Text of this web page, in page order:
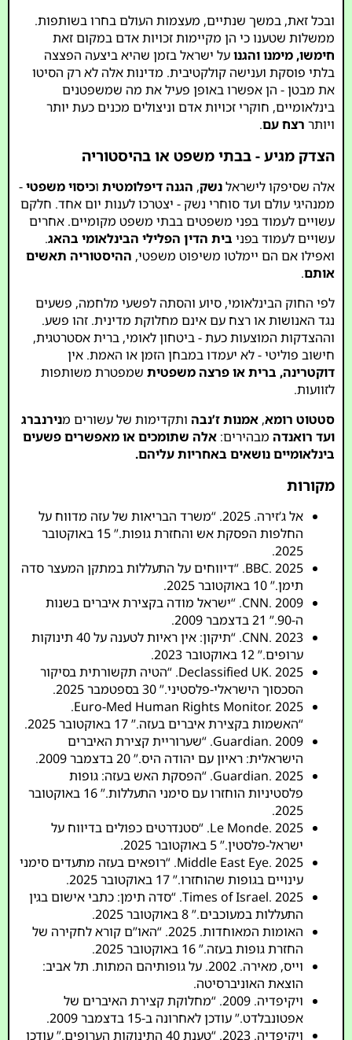
ובכל זאת, במשך שנתיים, מעצמות העולם בחרו בשותפות.
ממשלות שטענו כי הן מקיימות זכויות אדם במקום זאת
חימשו, מימנו והגנועל ישראל בזמן שהיא ביצעה הפצצה
בלתי פוסקת וענישה קולקטיבית. מדינות אלה לא רק הסיטו
את מבטן - הן אפשרו באופן פעיל את מה שמשפטנים
בינלאומיים, חוקרי זכויות אדם וניצולים מכנים כעת יותר
ויותר רצח עם.
הצדק מגיע - בבתי משפט או בהיסטוריה
אלה שסיפקו לישראלנשק, הגנה דיפלומטית וכיסוי משפטי-
ממנהיגי עולם ועד סוחרי נשק - יצטרכו לענות יום אחד. חלקם
עשויים לעמוד בפני משפטים בבתי משפט מקומיים. אחרים
עשויים לעמוד בפני בית הדין הפלילי הבינלאומי בהאג.
ואפילו אם הם יימלטו משיפוט משפטי, ההיסטוריה תאשים
אותם.
לפי החוק הבינלאומי, סיוע והסתה לפשעי מלחמה, פשעים
נגד האנושות או רצח עם אינם מחלוקת מדינית. זהו פשע.
וההצדקות המוצעות כעת - ביטחון לאומי, ברית אסטרטגית,
חישוב פוליטי - לא יעמדו במבחן הזמן או האמת. אין
דוקטרינה, ברית או פרצה משפטית שמפטרת משותפות
לזוועות.
סטטוט רומא,אמנות ז’נבה ותקדימות של עשורים מנירנברג
ועד רואנדה מבהירים:אלה שתומכים או מאפשרים פשעים
בינלאומיים נושאים באחריות עליהם.
מקורות
אל ג’זירה. 2025. “משרד הבריאות של עזה מדווח על
החלפות הפסקת אש והחזרת גופות.” 15 באוקטובר
2025.
BBC. 2025. “דיווחים על התעללות במתקן המעצר סדה
תימן.” 10 באוקטובר 2025.
CNN. 2009. “ישראל מודה בקצירת איברים בשנות
ה-90.” 21 בדצמבר 2009.
CNN. 2023. “תיקון: אין ראיות לטענה על 40 תינוקות
ערופים.” 12 באוקטובר 2023.
Declassified UK. 2025. “הטיה תקשורתית בסיקור
הסכסוך הישראלי-פלסטיני.” 30 בספטמבר 2025.
Euro-Med Human Rights Monitor. 2025.
“האשמות בקצירת איברים בעזה.” 17 באוקטובר 2025.
Guardian. 2009. “שערוריית קצירת האיברים
הישראלית: ראיון עם יהודה היס.” 20 בדצמבר 2009.
Guardian. 2025. “הפסקת האש בעזה: גופות
פלסטיניות הוחזרו עם סימני התעללות.” 16 באוקטובר
2025.
Le Monde. 2025. “סטנדרטים כפולים בדיווח על
ישראל-פלסטין.” 5 באוקטובר 2025.
Middle East Eye. 2025. “רופאים בעזה מתעדים סימני
עינויים בגופות שהוחזרו.” 17 באוקטובר 2025.
Times of Israel. 2025. “סדה תימן: כתבי אישום בגין
התעללות במעוכבים.” 8 באוקטובר 2025.
האומות המאוחדות. 2025. “האו”ם קורא לחקירה של
החזרת גופות בעזה.” 16 באוקטובר 2025.
וייס, מאירה. 2002. על גופותיהם המתות. תל אביב:
הוצאת האוניברסיטה.
ויקיפדיה. 2009. “מחלוקת קצירת האיברים של
אפטונבלדט.” עודכן לאחרונה ב-15 בדצמבר 2009.
ויקיפדיה. 2023. “טענת 40 התינוקות הערופים.” עודכן